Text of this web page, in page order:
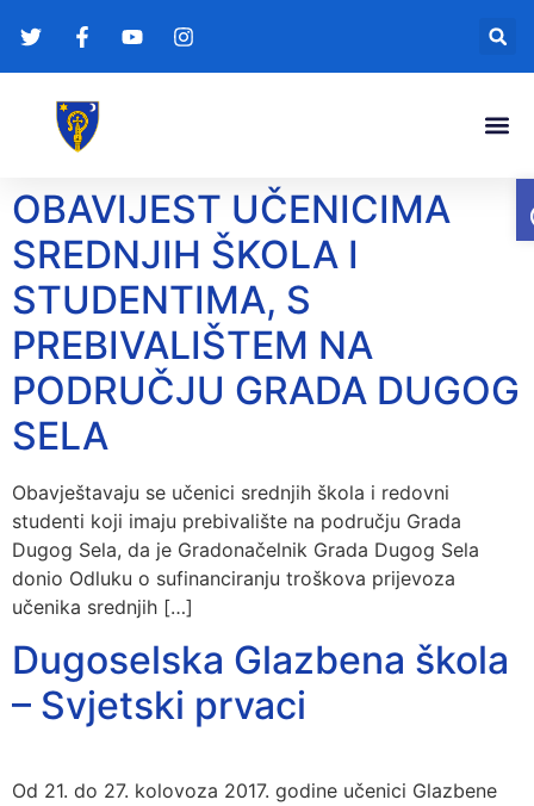
OBAVIJEST UČENICIMA
SREDNJIH ŠKOLA I
STUDENTIMA, S
PREBIVALIŠTEM NA
PODRUČJU GRADA DUGOG
SELA
Obavještavaju se učenici srednjih škola i redovni
studenti koji imaju prebivalište na području Grada
Dugog Sela, da je Gradonačelnik Grada Dugog Sela
donio Odluku o sufinanciranju troškova prijevoza
učenika srednjih […]
Dugoselska Glazbena škola
– Svjetski prvaci
Od 21. do 27. kolovoza 2017. godine učenici Glazbene